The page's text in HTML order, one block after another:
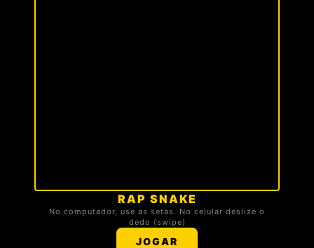
RAP SNAKE
No computador, use as setas. No celular deslize o
dedo (swipe)
JOGAR
🏆 TOP 3 DA TROPA
Carregando ranking...